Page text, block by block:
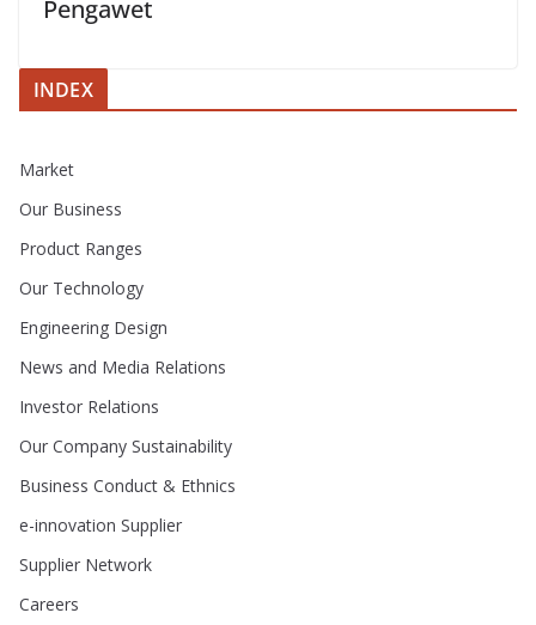
Pengawet
INDEX
Market
Our Business
Product Ranges
Our Technology
Engineering Design
News and Media Relations
Investor Relations
Our Company Sustainability
Business Conduct & Ethnics
e-innovation Supplier
Supplier Network
Careers